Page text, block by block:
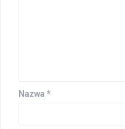
Nazwa *